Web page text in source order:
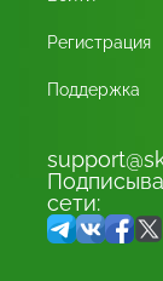
Регистрация
Поддержка
сети: